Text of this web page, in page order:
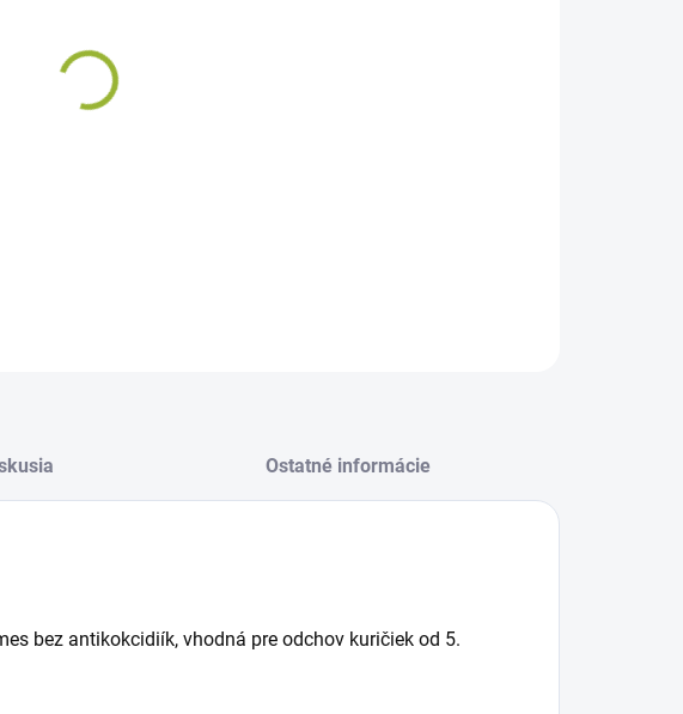
Kompletná kŕmna zmes GANULOVANÁ pre kuričky nosníc od
Ostatné informácie
bez antikokcidiík, vhodná pre odchov kuričiek od 5.